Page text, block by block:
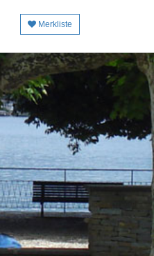
Merkliste